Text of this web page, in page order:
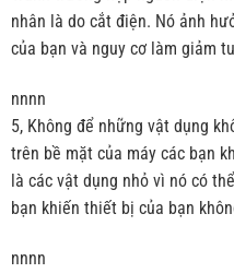
nhân là do cắt điện. Nó ảnh
của bạn và nguy cơ làm giảm
nnnn
5, Không để những vật dụng
trên bề mặt của máy các bạn
là các vật dụng nhỏ vì nó có
bạn khiến thiết bị của bạn
nnnn